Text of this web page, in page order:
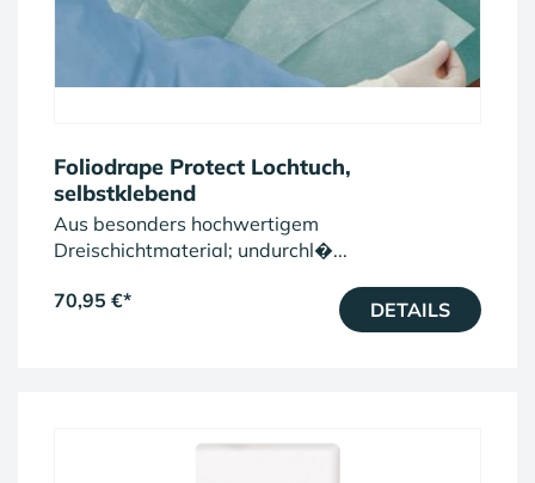
Foliodrape Protect Lochtuch,
selbstklebend
Aus besonders hochwertigem
Dreischichtmaterial; undurchl�...
70,95 €* DETAILS